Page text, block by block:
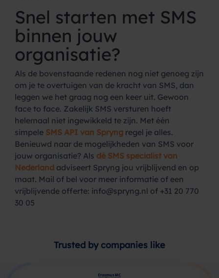
Snel starten met SMS
binnen jouw
organisatie?
Als de bovenstaande redenen nog niet genoeg zijn
om je te overtuigen van de kracht van SMS, dan
leggen we het graag nog een keer uit. Gewoon
face to face. Zakelijk SMS versturen hoeft
helemaal niet ingewikkeld te zijn. Met één
simpele SMS API van Spryng regel je alles.
Benieuwd naar de mogelijkheden van SMS voor
jouw organisatie? Als dé SMS specialist van
Nederland adviseert Spryng jou vrijblijvend en op
maat. Mail of bel voor meer informatie of een
vrijblijvende offerte: info@spryng.nl of +31 20 770
30 05
Trusted by companies like